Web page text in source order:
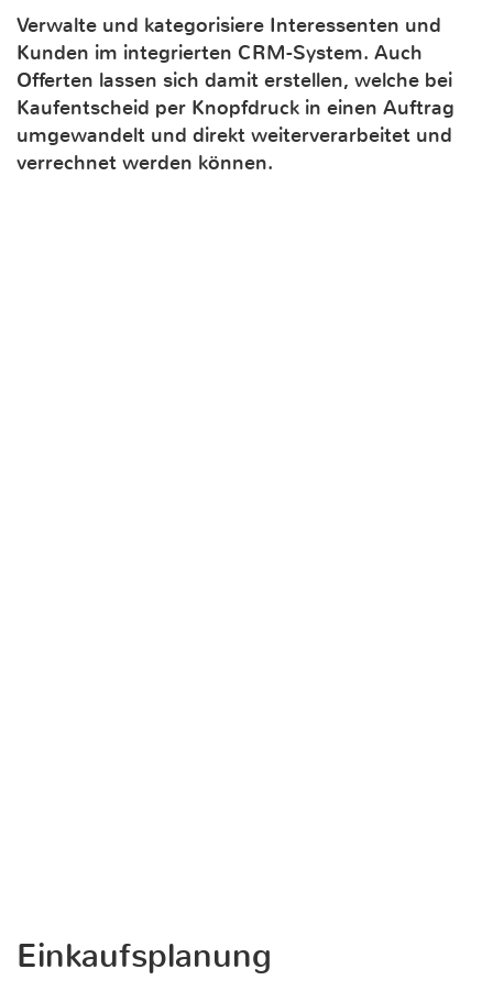
Verwalte und kategorisiere Interessenten und
Kunden im integrierten CRM-System. Auch
Offerten lassen sich damit erstellen, welche bei
Kaufentscheid per Knopfdruck in einen Auftrag
umgewandelt und direkt weiterverarbeitet und
verrechnet werden können.
Einkaufsplanung